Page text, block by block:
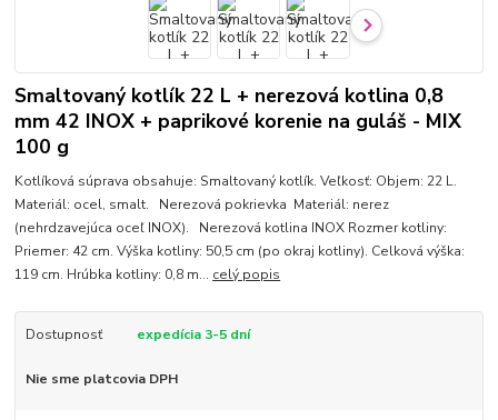
Smaltovaný kotlík 22 L + nerezová kotlina 0,8
mm 42 INOX + paprikové korenie na guláš - MIX
100 g
Kotlíková súprava obsahuje: Smaltovaný kotlík. Veľkosť: Objem: 22 L.
Materiál: ocel, smalt. Nerezová pokrievka Materiál: nerez
(nehrdzavejúca oceľ INOX). Nerezová kotlina INOX Rozmer kotliny:
Priemer: 42 cm. Výška kotliny: 50,5 cm (po okraj kotliny). Celková výška:
119 cm. Hrúbka kotliny: 0,8 m... celý popis
Dostupnosť expedícia 3-5 dní
Nie sme platcovia DPH